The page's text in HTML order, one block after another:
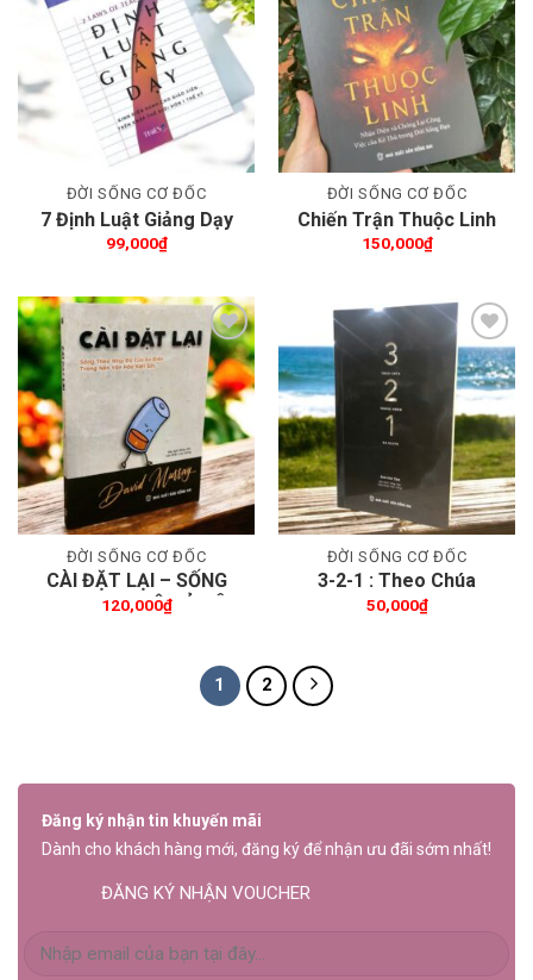
Thêm wishlist
ĐỜI SỐNG CƠ ĐỐC
7 Định Luật Giảng Dạy
99,000₫
Thêm wishlist
ĐỜI SỐNG CƠ ĐỐC
Chiến Trận Thuộc Linh
150,000₫
Thêm wishlist
ĐỜI SỐNG CƠ ĐỐC
CÀI ĐẶT LẠI – SỐNG
THEO NHỊP ĐỘ CỦA ÂN
120,000₫
Thêm wishlist
ĐỜI SỐNG CƠ ĐỐC
3-2-1 : Theo Chúa
Trong Nhóm Ba Người
50,000₫
1 2
Đăng ký nhận tin khuyến mãi
Dành cho khách hàng mới, đăng ký để nhận ưu đãi sớm nhất!
ĐĂNG KÝ NHẬN VOUCHER